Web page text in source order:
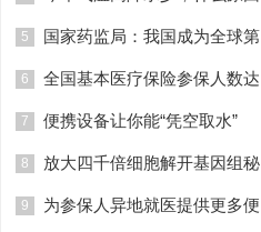
5 国家药监局：我国成为全球第
6 全国基本医疗保险参保人数达
7 便携设备让你能“凭空取水”
8 放大四千倍细胞解开基因组秘
9 为参保人异地就医提供更多便